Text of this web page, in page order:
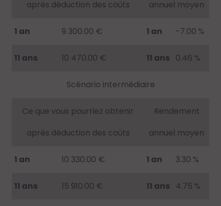
après déduction des coûts
annuel moyen
1 an 9 300.00 € 1 an -7.00 %
11 ans 10 470.00 € 11 ans 0.46 %
Scénario intermédiaire
Ce que vous pourriez obtenir
après déduction des coûts
Rendement
annuel moyen
1 an 10 330.00 € 1 an 3.30 %
11 ans 15 910.00 € 11 ans 4.75 %